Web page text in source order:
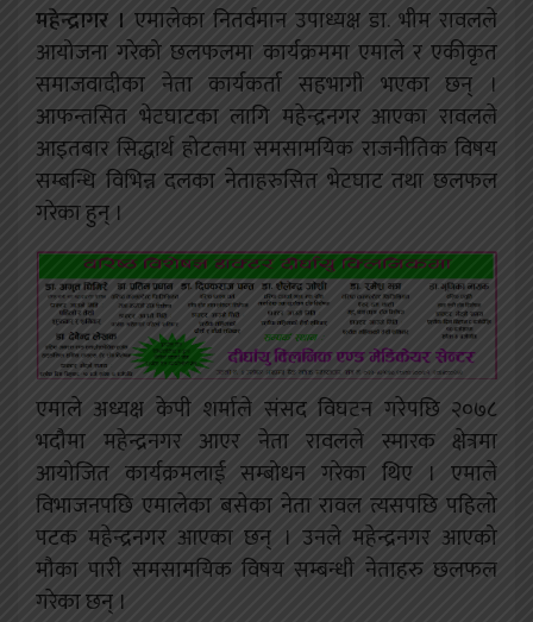
महेन्द्रागर । एमालेका नितर्वमान उपाध्यक्ष डा. भीम रावलले
आयोजना गरेको छलफलमा कार्यक्रममा एमाले र एकीकृत
समाजवादीका नेता कार्यकर्ता सहभागी भएका छन् ।
आफन्तसित भेटघाटका लागि महेन्द्रनगर आएका रावलले
आइतबार सिद्धार्थ होटलमा समसामयिक राजनीतिक विषय
सम्बन्धि विभिन्न दलका नेताहरुसित भेटघाट तथा छलफल
गरेका हुन् ।
एमाले अध्यक्ष केपी शर्माले संसद विघटन गरेपछि २०७८
भदौमा महेन्द्रनगर आएर नेता रावलले स्मारक क्षेत्रमा
आयोजित कार्यक्रमलाई सम्बोधन गरेका थिए । एमाले
विभाजनपछि एमालेका बसेका नेता रावल त्यसपछि पहिलो
पटक महेन्द्रनगर आएका छन् । उनले महेन्द्रनगर आएको
मौका पारी समसामयिक विषय सम्बन्धी नेताहरु छलफल
गरेका छन् ।